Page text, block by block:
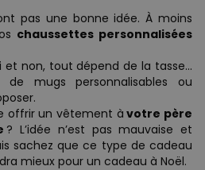
pas une bonne idée. À moins
chaussettes personnalisées
non, tout dépend de la tasse...
de mugs personnalisables ou
offrir un vêtement à votre père
? L’idée n’est pas mauvaise et
sachez que ce type de cadeau
mieux pour un cadeau à Noël.